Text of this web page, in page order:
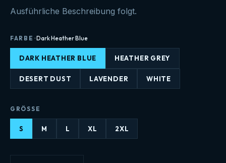
Ausführliche Beschreibung folgt.
FARBE ·Dark Heather Blue
DARK HEATHER BLUE HEATHER GREY
DESERT DUST LAVENDER WHITE
GRÖSSE
S M L XL 2XL